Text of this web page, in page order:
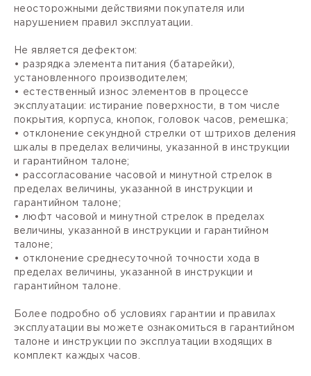
неосторожными действиями покупателя или
нарушением правил эксплуатации.
Не является дефектом:
• разрядка элемента питания (батарейки),
установленного производителем;
• естественный износ элементов в процессе
эксплуатации: истирание поверхности, в том числе
покрытия, корпуса, кнопок, головок часов, ремешка;
• отклонение секундной стрелки от штрихов деления
шкалы в пределах величины, указанной в инструкции
и гарантийном талоне;
• рассогласование часовой и минутной стрелок в
пределах величины, указанной в инструкции и
гарантийном талоне;
• люфт часовой и минутной стрелок в пределах
величины, указанной в инструкции и гарантийном
талоне;
• отклонение среднесуточной точности хода в
пределах величины, указанной в инструкции и
гарантийном талоне.
Более подробно об условиях гарантии и правилах
эксплуатации вы можете ознакомиться в гарантийном
талоне и инструкции по эксплуатации входящих в
комплект каждых часов.